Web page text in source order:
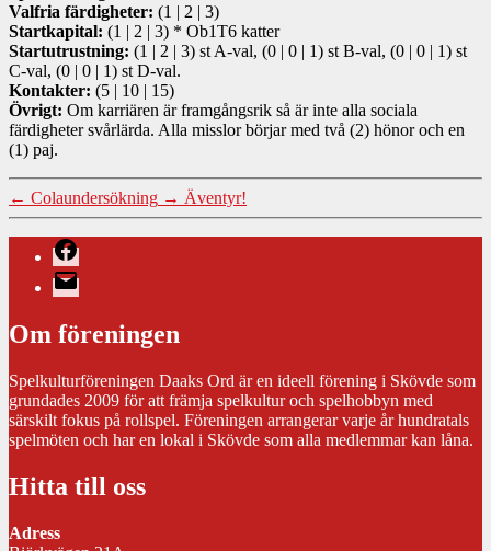
Valfria färdigheter: (1 | 2 | 3)
Startkapital: (1 | 2 | 3) * Ob1T6 katter
Startutrustning: (1 | 2 | 3) st A-val, (0 | 0 | 1) st B-val, (0 | 0 | 1) st
C-val, (0 | 0 | 1) st D-val.
Kontakter: (5 | 10 | 15)
Övrigt: Om karriären är framgångsrik så är inte alla sociala
färdigheter svårlärda. Alla misslor börjar med två (2) hönor och en
(1) paj.
← Colaundersökning → Äventyr!
Facebook
E-
post
Om föreningen
Spelkulturföreningen Daaks Ord är en ideell förening i Skövde som
grundades 2009 för att främja spelkultur och spelhobbyn med
särskilt fokus på rollspel. Föreningen arrangerar varje år hundratals
spelmöten och har en lokal i Skövde som alla medlemmar kan låna.
Hitta till oss
Adress